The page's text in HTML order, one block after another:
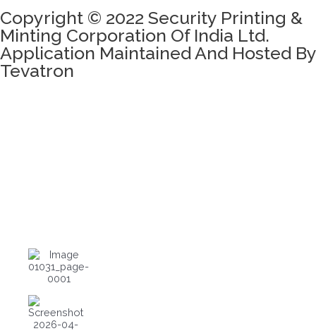
Copyright © 2022 Security Printing &
Minting Corporation Of India Ltd.
Application Maintained And Hosted By
Tevatron